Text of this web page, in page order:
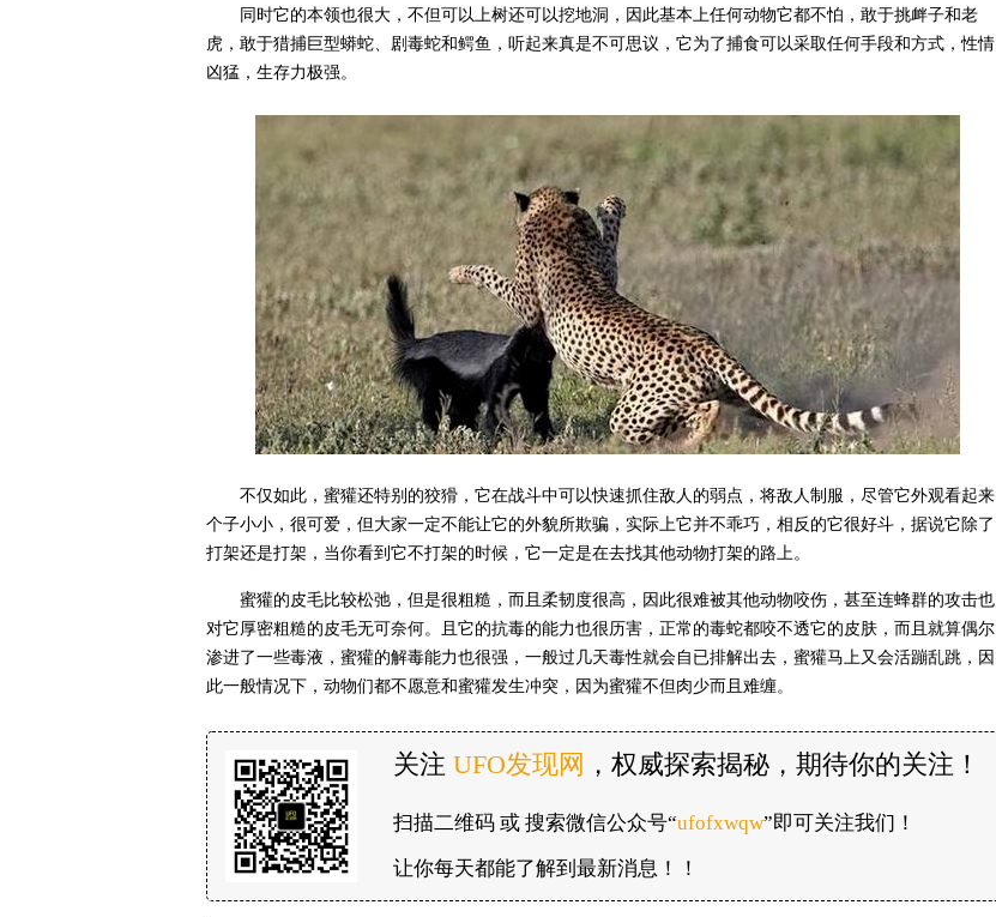
同时它的本领也很大，不但可以上树还可以挖地洞，因此基本上任何动物它都不怕，敢于挑衅子和老
虎，敢于猎捕巨型蟒蛇、剧毒蛇和鳄鱼，听起来真是不可思议，它为了捕食可以采取任何手段和方式，性情
凶猛，生存力极强。
不仅如此，蜜獾还特别的狡猾，它在战斗中可以快速抓住敌人的弱点，将敌人制服，尽管它外观看起来
个子小小，很可爱，但大家一定不能让它的外貌所欺骗，实际上它并不乖巧，相反的它很好斗，据说它除了
打架还是打架，当你看到它不打架的时候，它一定是在去找其他动物打架的路上。
蜜獾的皮毛比较松弛，但是很粗糙，而且柔韧度很高，因此很难被其他动物咬伤，甚至连蜂群的攻击也
对它厚密粗糙的皮毛无可奈何。且它的抗毒的能力也很历害，正常的毒蛇都咬不透它的皮肤，而且就算偶尔
渗进了一些毒液，蜜獾的解毒能力也很强，一般过几天毒性就会自已排解出去，蜜獾马上又会活蹦乱跳，因
此一般情况下，动物们都不愿意和蜜獾发生冲突，因为蜜獾不但肉少而且难缠。
关注 UFO发现网 ，权威探索揭秘，期待你的关注！
扫描二维码 或 搜索微信公众号“ufofxwqw”即可关注我们！
让你每天都能了解到最新消息！！